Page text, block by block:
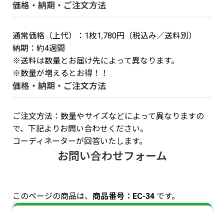
価格・納期・ご注文方法
通常価格（上代）：1枚1,780円（税込み／送料別）
納期：約4週間
※送料は数量とお届け先によって異なります。
※数量が増えるとお得！！
価格・納期・ご注文方法
ご注文方法：数量やサイズなどによって異なりますの
で、下記よりお問い合わせください。
コーディネーターが回答いたします。
お問い合わせフォーム
このページの商品は、 商品番号：EC-34 です。